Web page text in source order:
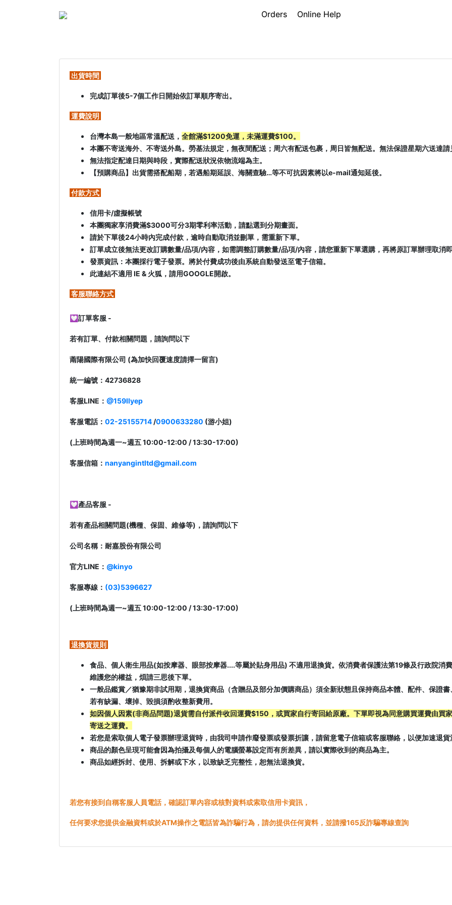
Orders Online Help
出貨時間
完成訂單後5-7個工作日開始依訂單順序寄出。
運費說明
台灣本島一般地區常溫配送， 全館滿$1200免運，未滿運費$100。
本團不寄送海外、不寄送外島。勞基法規定，無夜間配送；周六有配送包裹，周日皆無配送。無法保證星期六送達請
無法指定配達日期與時段，實際配送狀況依物流端為主。
【預購商品】出貨需搭配船期，若遇船期延誤、海關查驗…等不可抗因素將以e-mail通知延後。
付款方式
信用卡/虛擬帳號
本團獨家享消費滿$3000可分3期零利率活動，請點選到分期畫面。
請於下單後24小時內完成付款，逾時自動取消並刪單，需重新下單。
訂單成立後無法更改訂購數量/品項/內容，如需調整訂購數量/品項/內容，請您重新下單選購，再將原訂單辦理取消
發票資訊：本團採行電子發票。將於付費成功後由系統自動發送至電子信箱。
此連結不適用 IE & 火狐，請用GOOGLE開啟。
客服聯絡方式
💟訂單客服 -
若有訂單、付款相關問題，請詢問以下
萳陽國際有限公司 (為加快回覆速度請擇一留言)
統一編號：42736828
客服LINE： @159llyep
客服電話： 02-25155714 /0900633280 (游小姐)
(上班時間為週一~週五 10:00-12:00 / 13:30-17:00)
客服信箱： nanyangintltd@gmail.com
💟產品客服 -
若有產品相關問題(機種、保固、維修等)，請詢問以下
公司名稱：耐嘉股份有限公司
官方LINE： @kinyo
客服專線： (03)5396627
(上班時間為週一~週五 10:00-12:00 / 13:30-17:00)
退換貨規則
食品、個人衛生用品(如按摩器、眼部按摩器....等屬於貼身用品) 不適用退換貨。依消費者保護法第19條及行政院消
維護您的權益，煩請三思後下單。
一般品鑑賞／猶豫期非試用期，退換貨商品（含贈品及部分加價購商品）須全新狀態且保持商品本體、配件、保證
若有缺漏、壞掉、毀損須酌收整新費用。
如因個人因素(非商品問題)退貨需自付派件收回運費$150，或買家自行寄回給原廠。下單即視為同意購買運費由買
寄送之運費。
若您是索取個人電子發票辦理退貨時，由我司申請作廢發票或發票折讓，請留意電子信箱或客服聯絡，以便加速退貨
商品的顏色呈現可能會因為拍攝及每個人的電腦螢幕設定而有所差異，請以實際收到的商品為主。
商品如經拆封、使用、拆解或下水，以致缺乏完整性，恕無法退換貨。
若您有接到自稱客服人員電話，確認訂單內容或核對資料或索取信用卡資訊，
任何要求您提供金融資料或於ATM操作之電話皆為詐騙行為，請勿提供任何資料，並請撥165反詐騙專線查詢